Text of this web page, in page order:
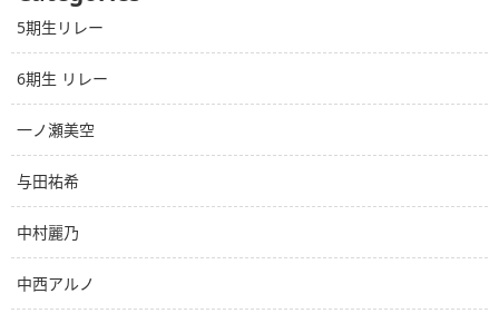
5期生リレー
6期生 リレー
一ノ瀬美空
与田祐希
中村麗乃
中西アルノ